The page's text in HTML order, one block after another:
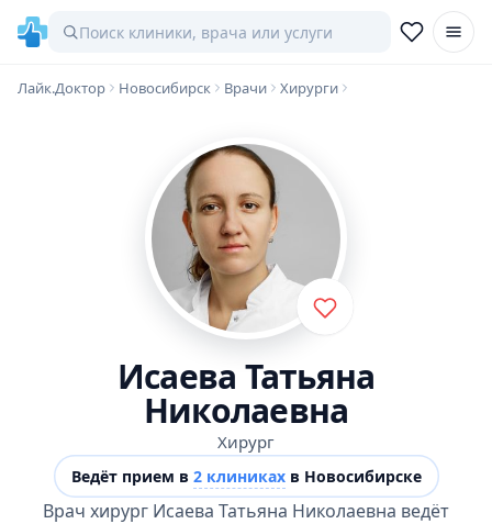
Лайк.Доктор Новосибирск Врачи Хирурги
Исаева Татьяна
Николаевна
Хирург
Ведёт прием в 2 клиникахв Новосибирске
Врач хирург Исаева Татьяна Николаевна ведёт